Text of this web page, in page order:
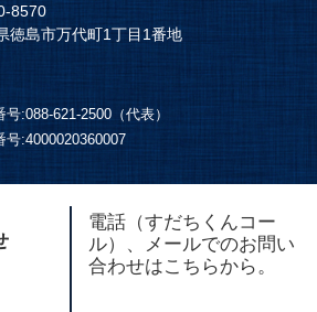
8570
徳島市万代町1丁目1番地
号:088-621-2500（代表）
号:4000020360007
電話（すだちくんコー
ル）、メールでのお問い
合わせはこちらから。